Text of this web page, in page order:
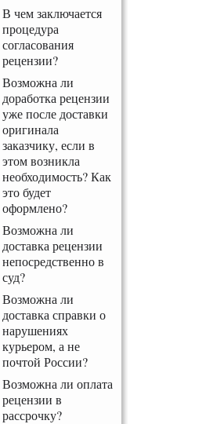
В чем заключается
процедура
согласования
рецензии?
Возможна ли
доработка рецензии
уже после доставки
оригинала
заказчику, если в
этом возникла
необходимость? Как
это будет
оформлено?
Возможна ли
доставка рецензии
непосредственно в
суд?
Возможна ли
доставка справки о
нарушениях
курьером, а не
почтой России?
Возможна ли оплата
рецензии в
рассрочку?